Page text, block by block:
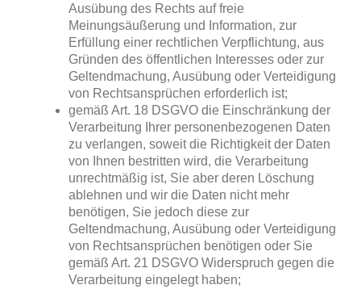
Ausübung des Rechts auf freie
Meinungsäußerung und Information, zur
Erfüllung einer rechtlichen Verpflichtung, aus
Gründen des öffentlichen Interesses oder zur
Geltendmachung, Ausübung oder Verteidigung
von Rechtsansprüchen erforderlich ist;
gemäß Art. 18 DSGVO die Einschränkung der
Verarbeitung Ihrer personenbezogenen Daten
zu verlangen, soweit die Richtigkeit der Daten
von Ihnen bestritten wird, die Verarbeitung
unrechtmäßig ist, Sie aber deren Löschung
ablehnen und wir die Daten nicht mehr
benötigen, Sie jedoch diese zur
Geltendmachung, Ausübung oder Verteidigung
von Rechtsansprüchen benötigen oder Sie
gemäß Art. 21 DSGVO Widerspruch gegen die
Verarbeitung eingelegt haben;